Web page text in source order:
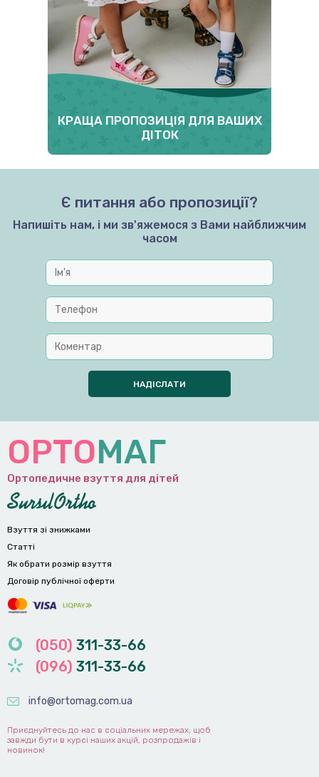
КРАЩА ПРОПОЗИЦІЯ ДЛЯ ВАШИХ
ДІТОК
Є питання або пропозиції?
Напишіть нам, і ми зв'яжемося з Вами найближчим
часом
ОРТОМАГ
Ортопедичне взуття для дітей
Взуття зі знижками
Статті
Як обрати розмір взуття
Договір публічної оферти
(050) 311-33-66
(096) 311-33-66
info@ortomag.com.ua
Приєднуйтесь до нас в соціальних мережах, щоб
завжди бути в курсі наших акцій, розпродажів і
новинок!